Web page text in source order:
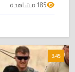
185 مشاهدة
3:45